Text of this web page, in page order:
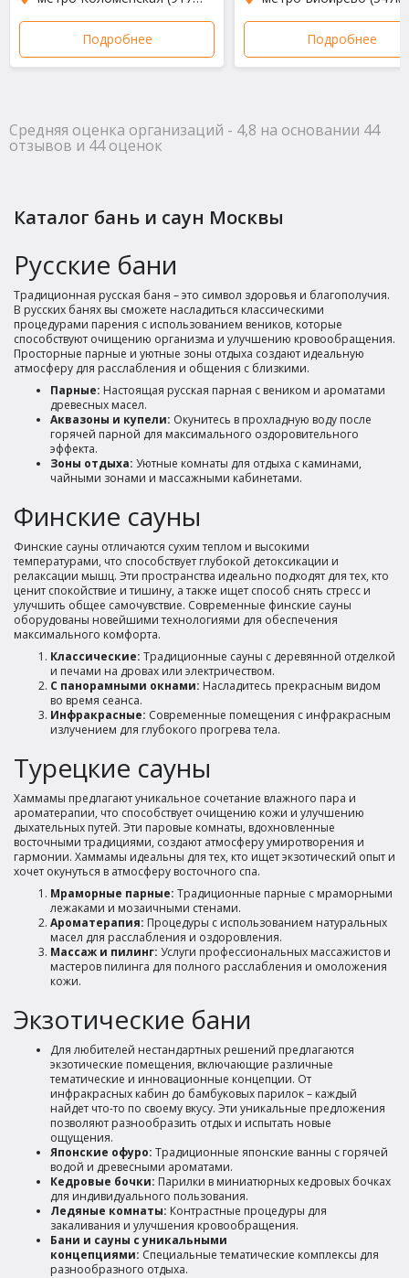
Полезный отзыв? Да
Парная в Сауна 85 отличная, жару держит как надо. С
друзьями посидели душевно, после финской сауны в
для мужской компании, все по делу.
Пётр о Сауна Парная
Бронировали на пару часов, чтобы отдохнуть с
друзьями. Финская парная отличная, прогревает как
надо. После парилки сразу нырнули в холодную купель,
очень бодрит. Цена устроила, условия для такой
стоимости достойные. После посидели за бильярдом,
хорошо провели время. В целом, отличный вариант на
вечер.
Полезный отзыв? Да(0) Нет(0)
9
Анжела о Сауна Феникс
Места хватило всем, парная жаркая и бассейн чистый.
Администратор вежливый, по цене лучше переспросить
при бронировании. Спасибо за отдых!
Полезный отзыв? Да(0) Нет(0)
Нина
о Сауна Медведь
Парная в Медведе жаркая, финская как надо. Бассейн
чистый, нырнули с удовольствием. Цена устроила,
посидели небольшой компанией отлично, даже караоке
попели под конец. Для спокойного отдыха вполне
подходит.
Полезный отзыв? Да(0) Нет(0)
Подробнее Подробнее
Средняя оценка организаций - 4,8 на основании 44
отзывов и 44 оценок
Каталог бань и саун Москвы
Русские бани
Традиционная русская баня – это символ здоровья и благополучия.
В русских банях вы сможете насладиться классическими
процедурами парения с использованием веников, которые
способствуют очищению организма и улучшению кровообращения.
Просторные парные и уютные зоны отдыха создают идеальную
атмосферу для расслабления и общения с близкими.
Парные: Настоящая русская парная с веником и ароматами
древесных масел.
Аквазоны и купели: Окунитесь в прохладную воду после
горячей парной для максимального оздоровительного
эффекта.
Зоны отдыха: Уютные комнаты для отдыха с каминами,
чайными зонами и массажными кабинетами.
Финские сауны
Финские сауны отличаются сухим теплом и высокими
температурами, что способствует глубокой детоксикации и
релаксации мышц. Эти пространства идеально подходят для тех, кто
ценит спокойствие и тишину, а также ищет способ снять стресс и
улучшить общее самочувствие. Современные финские сауны
оборудованы новейшими технологиями для обеспечения
максимального комфорта.
Классические: Традиционные сауны с деревянной отделкой
и печами на дровах или электричеством.
С панорамными окнами: Насладитесь прекрасным видом
во время сеанса.
Инфракрасные: Современные помещения с инфракрасным
излучением для глубокого прогрева тела.
Турецкие сауны
Хаммамы предлагают уникальное сочетание влажного пара и
ароматерапии, что способствует очищению кожи и улучшению
дыхательных путей. Эти паровые комнаты, вдохновленные
восточными традициями, создают атмосферу умиротворения и
гармонии. Хаммамы идеальны для тех, кто ищет экзотический опыт и
хочет окунуться в атмосферу восточного спа.
Мраморные парные: Традиционные парные с мраморными
лежаками и мозаичными стенами.
Ароматерапия: Процедуры с использованием натуральных
масел для расслабления и оздоровления.
Массаж и пилинг: Услуги профессиональных массажистов и
мастеров пилинга для полного расслабления и омоложения
кожи.
Экзотические бани
Для любителей нестандартных решений предлагаются
экзотические помещения, включающие различные
тематические и инновационные концепции. От
инфракрасных кабин до бамбуковых парилок – каждый
найдет что-то по своему вкусу. Эти уникальные предложения
позволяют разнообразить отдых и испытать новые
ощущения.
Японские офуро: Традиционные японские ванны с горячей
водой и древесными ароматами.
Кедровые бочки: Парилки в миниатюрных кедровых бочках
для индивидуального пользования.
Ледяные комнаты: Контрастные процедуры для
закаливания и улучшения кровообращения.
Бани и сауны с уникальными
концепциями: Специальные тематические комплексы для
разнообразного отдыха.